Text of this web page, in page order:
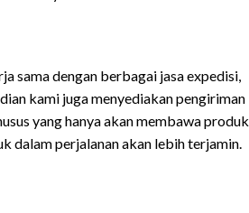
sama dengan berbagai jasa expedisi,
kami juga menyediakan pengiriman
yang hanya akan membawa produk
dalam perjalanan akan lebih terjamin.